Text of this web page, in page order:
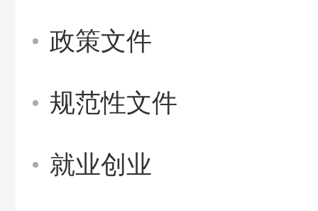
政策文件
规范性文件
就业创业